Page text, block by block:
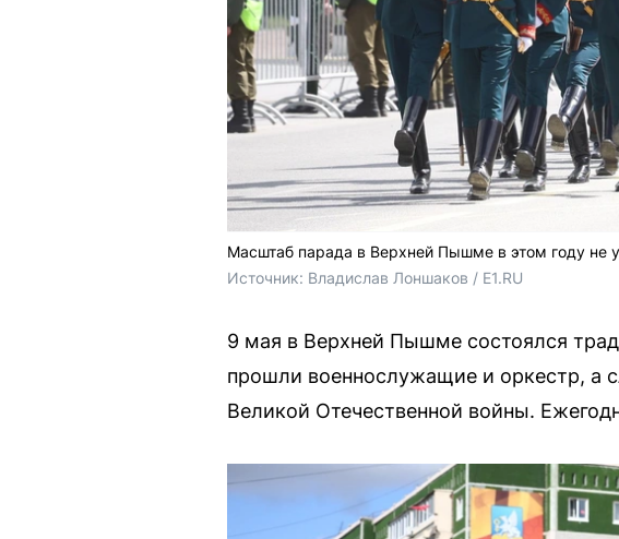
Масштаб парада в Верхней Пышме в этом году не
Источник: Владислав Лоншаков / E1.RU
9 мая в Верхней Пышме состоялся
прошли военнослужащие и оркестр, а
Великой Отечественной войны.